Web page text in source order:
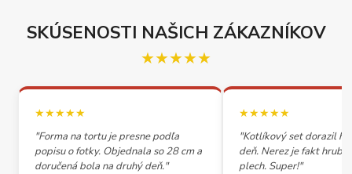
SKÚSENOSTI NAŠICH ZÁKAZNÍKOV
★★★★★
★★★★★
"Forma na tortu je presne podľa
popisu o fotky. Objednala so 28 cm a
doručená bola na druhý deň."
★★★★★
"Kotlíkový set dorazil
deň. Nerez je fakt
plech. Super!"